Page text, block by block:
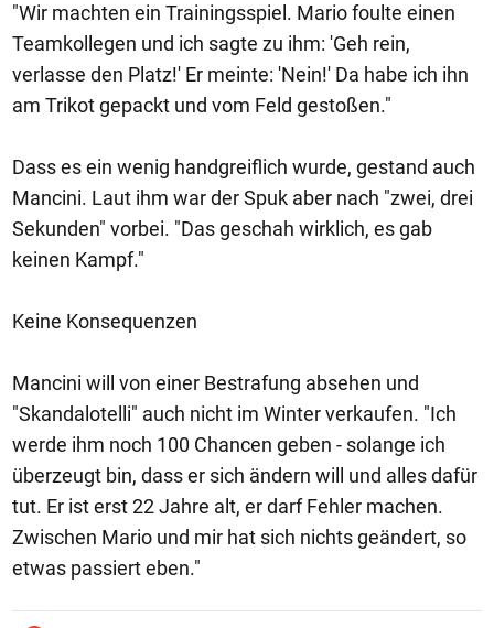
"Wir machten ein Trainingsspiel. Mario foulte einen
Teamkollegen und ich sagte zu ihm: 'Geh rein,
verlasse den Platz!' Er meinte: 'Nein!' Da habe ich ihn
am Trikot gepackt und vom Feld gestoßen."
Dass es ein wenig handgreiflich wurde, gestand auch
Mancini. Laut ihm war der Spuk aber nach "zwei, drei
Sekunden" vorbei. "Das geschah wirklich, es gab
keinen Kampf."
Keine Konsequenzen
Mancini will von einer Bestrafung absehen und
"Skandalotelli" auch nicht im Winter verkaufen. "Ich
werde ihm noch 100 Chancen geben - solange ich
überzeugt bin, dass er sich ändern will und alles dafür
tut. Er ist erst 22 Jahre alt, er darf Fehler machen.
Zwischen Mario und mir hat sich nichts geändert, so
etwas passiert eben."